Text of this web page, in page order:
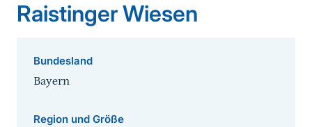
Raistinger Wiesen
Bundesland
Bayern
Region und Größe